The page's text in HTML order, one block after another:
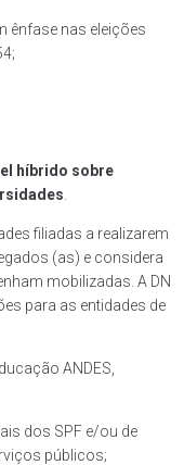
ênfase nas eleições
híbrido sobre
filiadas a realizarem
(as) e considera
mobilizadas. A DN
para as entidades de
ANDES,
dos SPF e/ou de
públicos;